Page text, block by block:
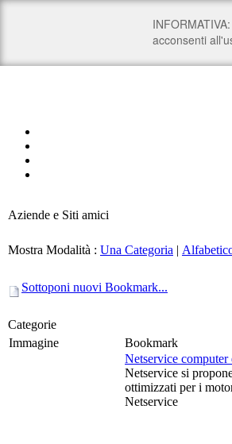
Aziende e Siti amici
Mostra Modalità : Una Categoria |
Sottoponi nuovi Bookmark...
Categorie
Immagine
Bookmark
Netservice computer
Netservice si
ottimizzati per i
Netservice